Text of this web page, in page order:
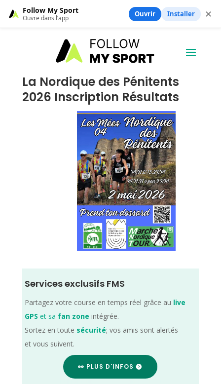
La Nordique des Pénitents
2026 Inscription Résultats
Services exclusifs FMS
Partagez votre course en temps réel grâce au live
GPS et sa fan zone intégrée.
Sortez en toute sécurité; vos amis sont alertés
et vous suivent.
👀 PLUS D'INFOS
Follow My Sport
Ouvre dans l’app Ouvrir Installer ✕